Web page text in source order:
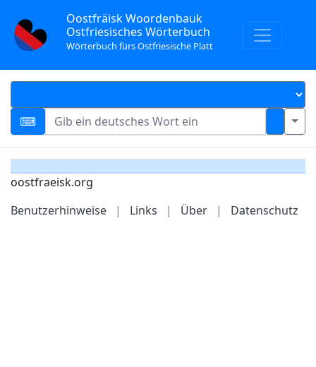
Oostfräisk Woordenbauk
Ostfriesisches Wörterbuch
Wörterbuch fürs Ostfriesische Platt
oostfraeisk.org
Benutzerhinweise
| Links | Über | Datenschutz